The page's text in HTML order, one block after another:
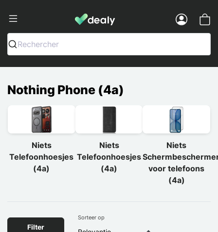
Dealy - Telefoonhoesjes en
Rechercher
Nothing Phone (4a)
Niets
Telefoonhoesjes
(4a)
Niets
Telefoonhoesjes
(4a)
Niets
voor telefoons
(4a)
Filter
Sorteer op